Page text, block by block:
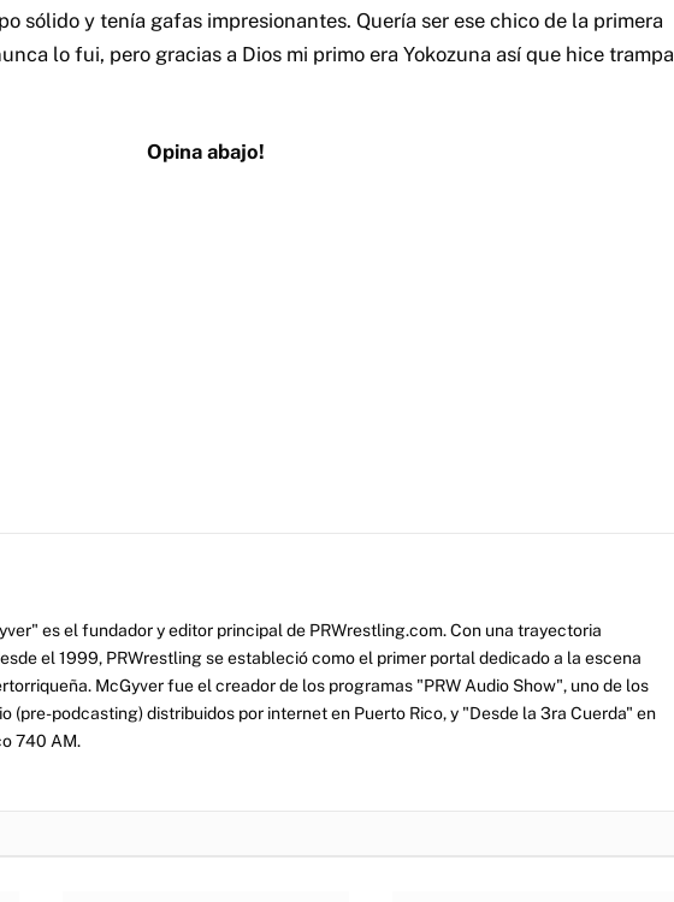
sólido y tenía gafas impresionantes. Quería ser ese chico de la primera
lo fui, pero gracias a Dios mi primo era Yokozuna así que hice trampa
Opina abajo!
es el fundador y editor principal de PRWrestling.com. Con una trayectoria
el 1999, PRWrestling se estableció como el primer portal dedicado a la escena
McGyver fue el creador de los programas "PRW Audio Show", uno de los
(pre-podcasting) distribuidos por internet en Puerto Rico, y "Desde la 3ra Cuerda" en
740 AM.